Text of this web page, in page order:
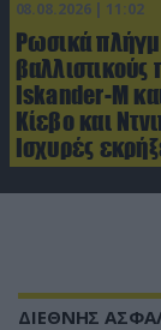
08.08.2026 | 11:02
Ρωσικά
Iskander-M
Κίεβο και
Ισχυρές
ΔΙΕΘΝΗΣ